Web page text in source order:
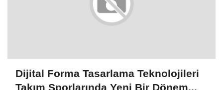
Dijital Forma Tasarlama Teknolojileri
Takım Sporlarında Yeni Bir Dönem...